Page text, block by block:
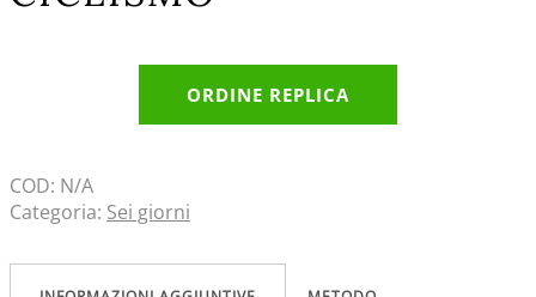
ORDINE REPLICA
COD: N/A
Categoria: Sei giorni